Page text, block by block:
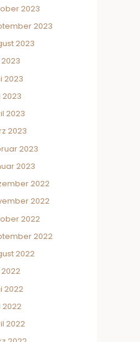
2023
2023
2023
2023
2023
2023
2023
2023
2023
2022
2022
2022
2022
2022
2022
2022
2022
2022